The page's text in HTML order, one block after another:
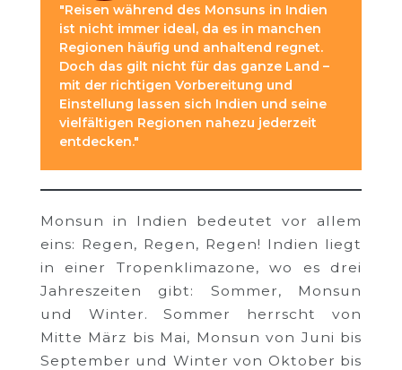
"Reisen während des Monsuns in Indien
ist nicht immer ideal, da es in manchen
Regionen häufig und anhaltend regnet.
Doch das gilt nicht für das ganze Land –
mit der richtigen Vorbereitung und
Einstellung lassen sich Indien und seine
vielfältigen Regionen nahezu jederzeit
entdecken."
Monsun in Indien bedeutet vor allem
eins: Regen, Regen, Regen! Indien liegt
in einer Tropenklimazone, wo es drei
Jahreszeiten gibt: Sommer, Monsun
und Winter. Sommer herrscht von
Mitte März bis Mai, Monsun von Juni bis
September und Winter von Oktober bis